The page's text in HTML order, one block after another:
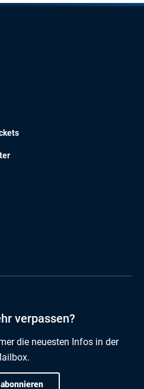
verpassen?
die neuesten Infos in der